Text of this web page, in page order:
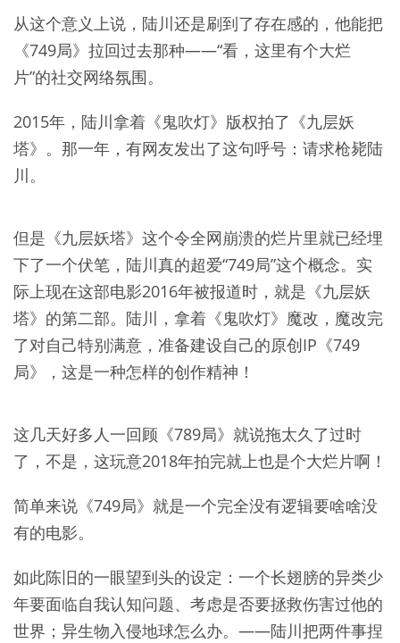
从这个意义上说，陆川还是刷到了存在感的，他能把
《749局》拉回过去那种——“看，这里有个大烂
片”的社交网络氛围。
2015年，陆川拿着《鬼吹灯》版权拍了《九层妖
塔》。那一年，有网友发出了这句呼号：请求枪毙陆
川。
但是《九层妖塔》这个令全网崩溃的烂片里就已经埋
下了一个伏笔，陆川真的超爱“749局”这个概念。实
际上现在这部电影2016年被报道时，就是《九层妖
塔》的第二部。陆川，拿着《鬼吹灯》魔改，魔改完
了对自己特别满意，准备建设自己的原创IP《749
局》，这是一种怎样的创作精神！
这几天好多人一回顾《789局》就说拖太久了过时
了，不是，这玩意2018年拍完就上也是个大烂片啊！
简单来说《749局》就是一个完全没有逻辑要啥啥没
有的电影。
如此陈旧的一眼望到头的设定：一个长翅膀的异类少
年要面临自我认知问题、考虑是否要拯救伤害过他的
世界；异生物入侵地球怎么办。——陆川把两件事捏